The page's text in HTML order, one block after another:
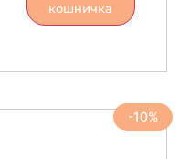
кошничка
-10%